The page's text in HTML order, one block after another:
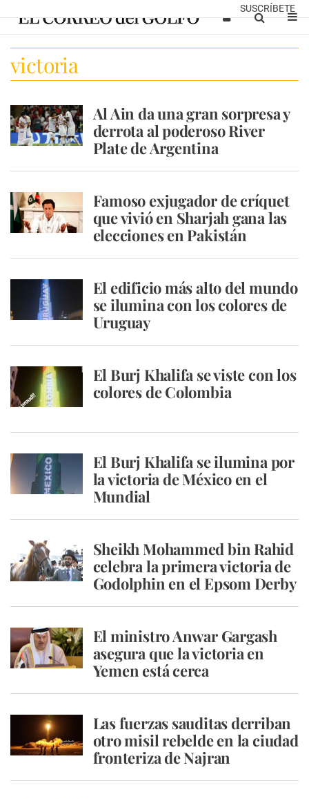
SUSCRÍBETE
victoria
Al Ain da una gran sorpresa y
derrota al poderoso River
Plate de Argentina
Famoso exjugador de críquet
que vivió en Sharjah gana las
elecciones en Pakistán
El edificio más alto del mundo
se ilumina con los colores de
Uruguay
El Burj Khalifa se viste con los
colores de Colombia
El Burj Khalifa se ilumina por
la victoria de México en el
Mundial
Sheikh Mohammed bin Rahid
celebra la primera victoria de
Godolphin en el Epsom Derby
El ministro Anwar Gargash
asegura que la victoria en
Yemen está cerca
Las fuerzas sauditas derriban
otro misil rebelde en la ciudad
fronteriza de Najran